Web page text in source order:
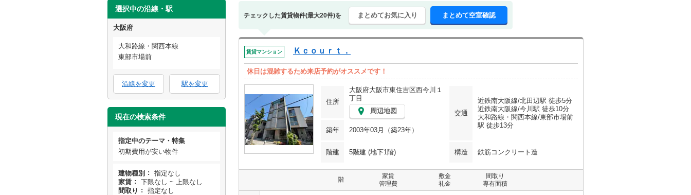
選択中の沿線・駅
大阪府
大和路線・関西本線
東部市場前
沿線を変更 駅を変更
現在の検索条件
指定中のテーマ・特集
初期費用が安い物件
建物種別
指定なし
家賃
下限なし ~ 上限なし
間取り
指定なし
チェックした賃貸物件(最大20件)を まとめてお気に入り まとめて空室確認
賃貸マンション Ｋｃｏｕｒｔ．
休日は混雑するため来店予約がオススメです！
住所
大阪府大阪市東住吉区西今川１
丁目
周辺地図
交通
近鉄南大阪線/北田辺駅 徒歩5分
近鉄南大阪線/今川駅 徒歩10分
大和路線・関西本線/東部市場前
駅 徒歩13分
築年 2003年03月（築23年）
階建 5階建 (地下1階) 構造 鉄筋コンクリート造
階
家賃
管理費
敷金
礼金
間取り
専有面積